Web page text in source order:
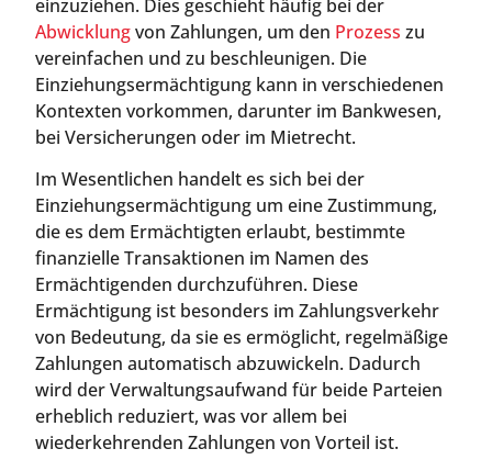
einzuziehen. Dies geschieht häufig bei der
Abwicklungvon Zahlungen, um den Prozess zu
vereinfachen und zu beschleunigen. Die
Einziehungsermächtigung kann in verschiedenen
Kontexten vorkommen, darunter im Bankwesen,
bei Versicherungen oder im Mietrecht.
Im Wesentlichen handelt es sich bei der
Einziehungsermächtigung um eine Zustimmung,
die es dem Ermächtigten erlaubt, bestimmte
finanzielle Transaktionen im Namen des
Ermächtigenden durchzuführen. Diese
Ermächtigung ist besonders im Zahlungsverkehr
von Bedeutung, da sie es ermöglicht, regelmäßige
Zahlungen automatisch abzuwickeln. Dadurch
wird der Verwaltungsaufwand für beide Parteien
erheblich reduziert, was vor allem bei
wiederkehrenden Zahlungen von Vorteil ist.